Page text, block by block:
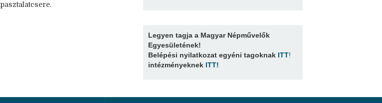
Legyen tagja a Magyar Népművelők
Egyesületének!
Belépési nyilatkozat egyéni tagoknak ITT!
intézményeknek ITT!